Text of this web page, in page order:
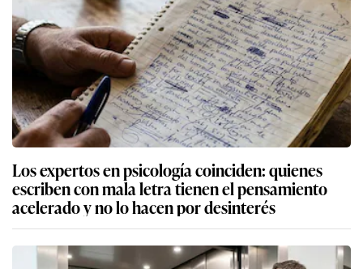
Los expertos en psicología coinciden: quienes
escriben con mala letra tienen el pensamiento
acelerado y no lo hacen por desinterés